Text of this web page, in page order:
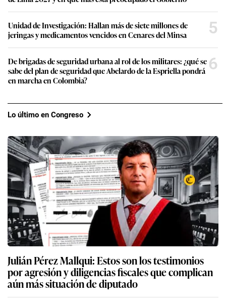
Unidad de Investigación: Hallan más de siete millones de
jeringas y medicamentos vencidos en Cenares del Minsa
5
De brigadas de seguridad urbana al rol de los militares: ¿qué se
sabe del plan de seguridad que Abelardo de la Espriella pondrá
en marcha en Colombia?
6
Lo último en Congreso
Julián Pérez Mallqui: Estos son los testimonios
por agresión y diligencias fiscales que complican
aún más situación de diputado